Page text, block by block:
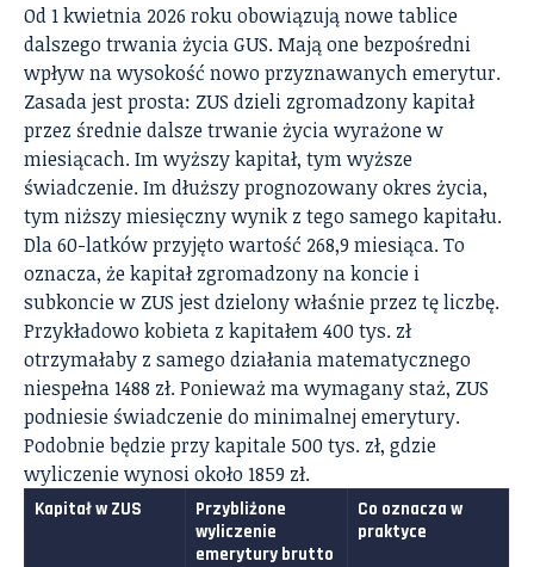
Od 1 kwietnia 2026 roku obowiązują nowe tablice
dalszego trwania życia GUS. Mają one bezpośredni
wpływ na wysokość nowo przyznawanych emerytur.
Zasada jest prosta: ZUS dzieli zgromadzony kapitał
przez średnie dalsze trwanie życia wyrażone w
miesiącach. Im wyższy kapitał, tym wyższe
świadczenie. Im dłuższy prognozowany okres życia,
tym niższy miesięczny wynik z tego samego kapitału.
Dla 60-latków przyjęto wartość 268,9 miesiąca. To
oznacza, że kapitał zgromadzony na koncie i
subkoncie w ZUS jest dzielony właśnie przez tę liczbę.
Przykładowo kobieta z kapitałem 400 tys. zł
otrzymałaby z samego działania matematycznego
niespełna 1488 zł. Ponieważ ma wymagany staż, ZUS
podniesie świadczenie do minimalnej emerytury.
Podobnie będzie przy kapitale 500 tys. zł, gdzie
wyliczenie wynosi około 1859 zł.
Kapitał w ZUS
Przybliżone
wyliczenie
emerytury brutto
Co oznacza w
praktyce